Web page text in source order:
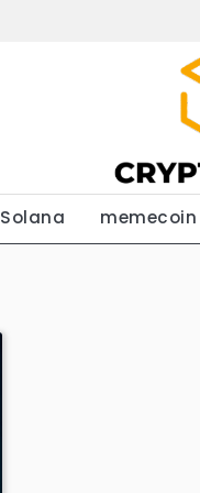
Solana memecoin